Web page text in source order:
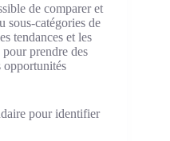
de comparer et
sous-catégories de
tendances et les
pour prendre des
opportunités
pour identifier